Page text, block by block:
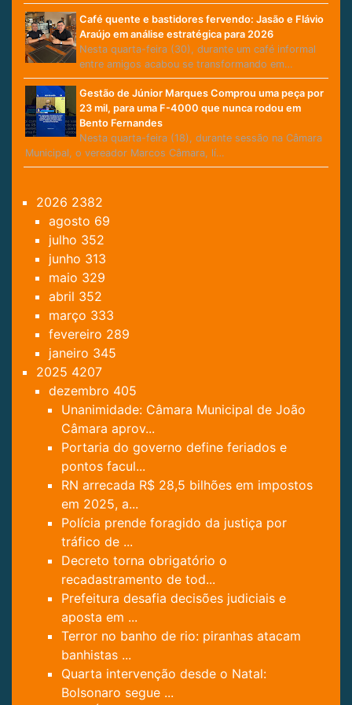
Café quente e bastidores fervendo: Jasão e Flávio
Araújo em análise estratégica para 2026
Nesta quarta-feira (30), durante um café informal
entre amigos acabou se transformando em…
Gestão de Júnior Marques Comprou uma peça por
23 mil, para uma F-4000 que nunca rodou em
Bento Fernandes
Nesta quarta-feira (18), durante sessão na Câmara
Municipal, o vereador Marcos Câmara, lí…
2026 2382
agosto 69
julho 352
junho 313
maio 329
abril 352
março 333
fevereiro 289
janeiro 345
2025 4207
dezembro 405
Unanimidade: Câmara Municipal de João
Câmara aprov...
Portaria do governo define feriados e
pontos facul...
RN arrecada R$ 28,5 bilhões em impostos
em 2025, a...
Polícia prende foragido da justiça por
tráfico de ...
Decreto torna obrigatório o
recadastramento de tod...
Prefeitura desafia decisões judiciais e
aposta em ...
Terror no banho de rio: piranhas atacam
banhistas ...
Quarta intervenção desde o Natal:
Bolsonaro segue ...